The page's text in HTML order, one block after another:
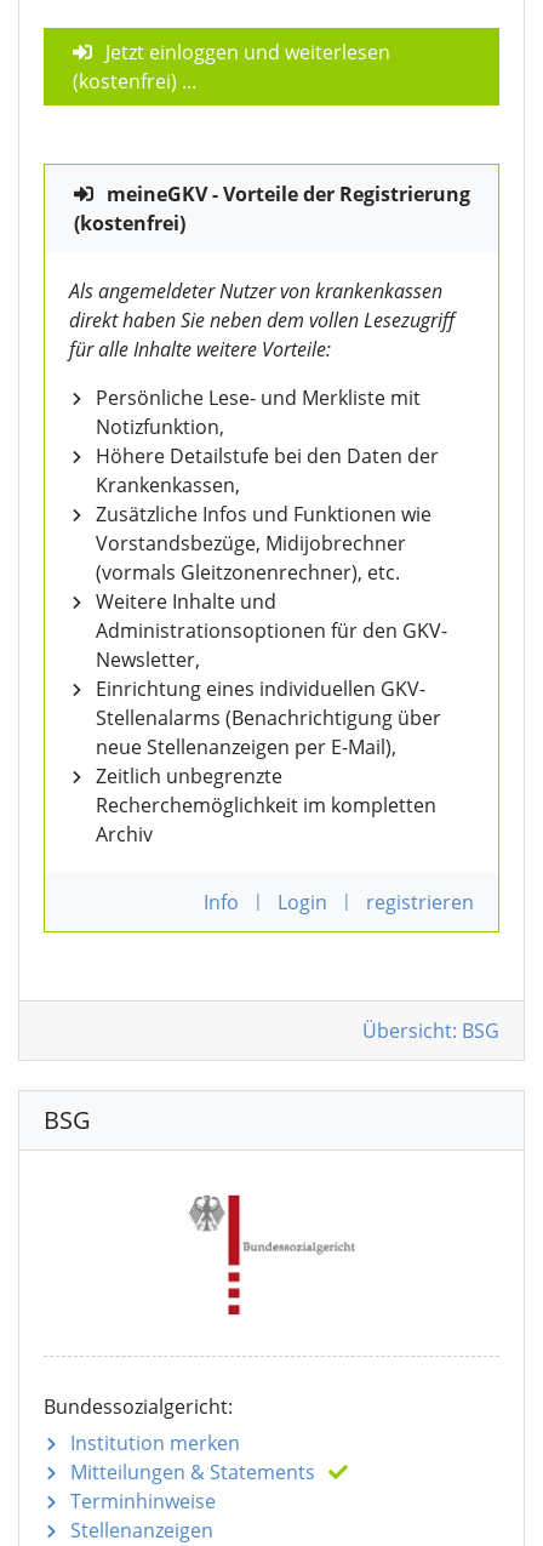
Jetzt einloggen und weiterlesen
(kostenfrei) ...
meineGKV - Vorteile der Registrierung
(kostenfrei)
Als angemeldeter Nutzer von krankenkassen
direkt haben Sie neben dem vollen Lesezugriff
für alle Inhalte weitere Vorteile:
Persönliche Lese- und Merkliste mit
Notizfunktion,
Höhere Detailstufe bei den Daten der
Krankenkassen,
Zusätzliche Infos und Funktionen wie
Vorstandsbezüge, Midijobrechner
(vormals Gleitzonenrechner), etc.
Weitere Inhalte und
Administrationsoptionen für den GKV-
Newsletter,
Einrichtung eines individuellen GKV-
Stellenalarms (Benachrichtigung über
neue Stellenanzeigen per E-Mail),
Zeitlich unbegrenzte
Recherchemöglichkeit im kompletten
Archiv
Info | Login | registrieren
Übersicht: BSG
BSG
Bundessozialgericht:
Institution merken
Mitteilungen & Statements
Terminhinweise
Stellenanzeigen